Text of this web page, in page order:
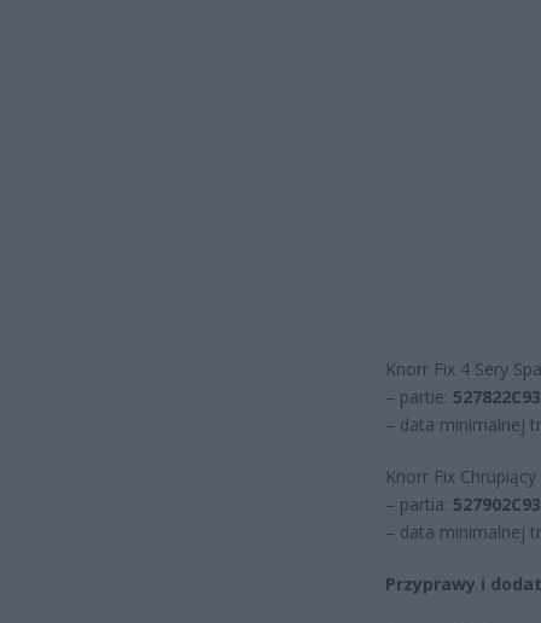
Knorr Fix 4 Sery
– partie: 527822C93
– data minimalnej
Knorr Fix
– partia: 527902C93
– data minimalnej
Przyprawy i